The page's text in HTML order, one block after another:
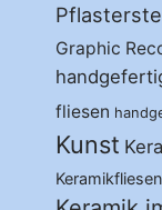
Graphic
fliesen
Kunst
Keramikfliesen